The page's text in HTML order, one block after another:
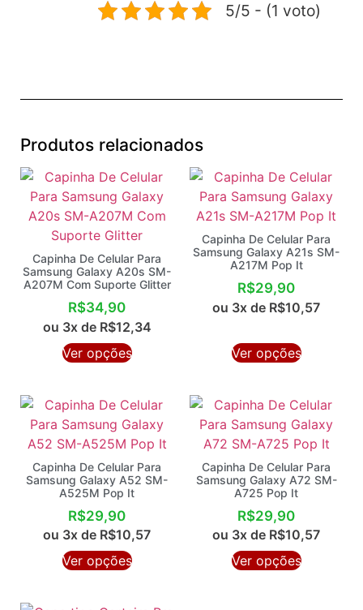
5/5 - (1 voto)
Produtos relacionados
Capinha De Celular Para
Samsung Galaxy A20s SM-
A207M Com Suporte Glitter
R$34,90
ou 3x de R$12,34
Ver opções
Capinha De Celular Para
Samsung Galaxy A21s SM-
A217M Pop It
R$29,90
ou 3x de R$10,57
Ver opções
Capinha De Celular Para
Samsung Galaxy A52 SM-
A525M Pop It
R$29,90
ou 3x de R$10,57
Ver opções
Capinha De Celular Para
Samsung Galaxy A72 SM-
A725 Pop It
R$29,90
ou 3x de R$10,57
Ver opções